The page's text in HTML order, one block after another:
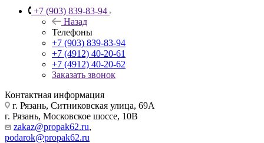
+7 (903) 839-83-94
Назад
Телефоны
+7 (903) 839-83-94
+7 (4912) 40-20-61
+7 (4912) 40-20-62
Заказать звонок
Контактная информация
г. Рязань, Ситниковская улица, 69А
г. Рязань, Московское шоссе, 10В
zakaz@propak62.ru,
podarok@propak62.ru